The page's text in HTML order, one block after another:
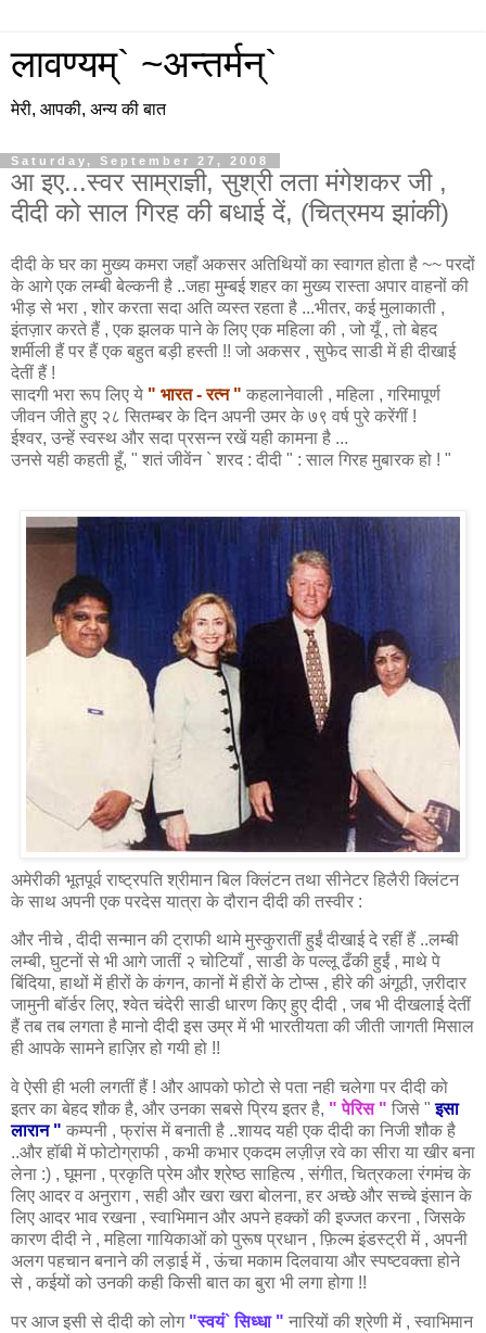
लावण्यम्` ~अन्तर्मन्`
मेरी, आपकी, अन्य की बात
Saturday, September 27, 2008
आ इए...स्वर साम्राज्ञी, सुश्री लता मंगेशकर जी ,
दीदी को साल गिरह की बधाई दें, (चित्रमय झांकी)
दीदी के घर का मुख्य कमरा जहाँ अकसर अतिथियों का स्वागत होता है ~~ परदों
के आगे एक लम्बी बेल्कनी है ..जहा मुम्बई शहर का मुख्य रास्ता अपार वाहनों की
भीड़ से भरा , शोर करता सदा अति व्यस्त रहता है ...भीतर, कई मुलाकाती ,
इंतज़ार करते हैं , एक झलक पाने के लिए एक महिला की , जो यूँ , तो बेहद
शर्मीली हैं पर हैं एक बहुत बड़ी हस्ती !! जो अकसर , सुफेद साडी में ही दीखाई
देतीं हैं !
सादगी भरा रूप लिए ये " भारत - रत्न " कहलानेवाली , महिला , गरिमापूर्ण
जीवन जीते हुए २८ सितम्बर के दिन अपनी उमर के ७९ वर्ष पुरे करेंगीं !
ईश्वर, उन्हें स्वस्थ और सदा प्रसन्न रखें यही कामना है ...
उनसे यही कहती हूँ, " शतं जीवेंन ` शरद : दीदी " : साल गिरह मुबारक हो ! "
अमेरीकी भूतपूर्व राष्ट्रपति श्रीमान बिल क्लिंटन तथा सीनेटर हिलैरी क्लिंटन
के साथ अपनी एक परदेस यात्रा के दौरान दीदी की तस्वीर :
और नीचे , दीदी सन्मान की ट्राफी थामे मुस्कुरातीं हुईं दीखाई दे रहीं हैं ..लम्बी
लम्बी, घुटनों से भी आगे जातीं २ चोटियाँ , साडी के पल्लू ढँकी हुईं , माथे पे
बिंदिया, हाथों में हीरों के कंगन, कानों में हीरों के टोप्स , हीरे की अंगूठी, ज़रीदार
जामुनी बॉर्डर लिए, श्वेत चंदेरी साडी धारण किए हुए दीदी , जब भी दीखलाई देतीं
हैं तब तब लगता है मानो दीदी इस उम्र में भी भारतीयता की जीती जागती मिसाल
ही आपके सामने हाज़िर हो गयी हो !!
वे ऐसी ही भली लगतीं हैं ! और आपको फोटो से पता नही चलेगा पर दीदी को
इतर का बेहद शौक है, और उनका सबसे प्रिय इतर है, " पेरिस " जिसे " इसा
लारान " कम्पनी , फ्रांस में बनाती है ..शायद यही एक दीदी का निजी शौक है
..और हॉबी में फोटोग्राफी , कभी कभार एकदम लज़ीज़ रवे का सीरा या खीर बना
लेना :) , घूमना , प्रकृति प्रेम और श्रेष्ठ साहित्य , संगीत, चित्रकला रंगमंच के
लिए आदर व अनुराग , सही और खरा खरा बोलना, हर अच्छे और सच्चे इंसान के
लिए आदर भाव रखना , स्वाभिमान और अपने हक्कों की इज्जत करना , जिसके
कारण दीदी ने , महिला गायिकाओं को पुरूष प्रधान , फ़िल्म इंडस्ट्री में , अपनी
अलग पहचान बनाने की लड़ाई में , ऊंचा मकाम दिलवाया और स्पष्टवक्ता होने
से , कईयों को उनकी कही किसी बात का बुरा भी लगा होगा !!
पर आज इसी से दीदी को लोग "स्वयं` सिध्धा " नारियों की श्रेणी में , स्वाभिमान